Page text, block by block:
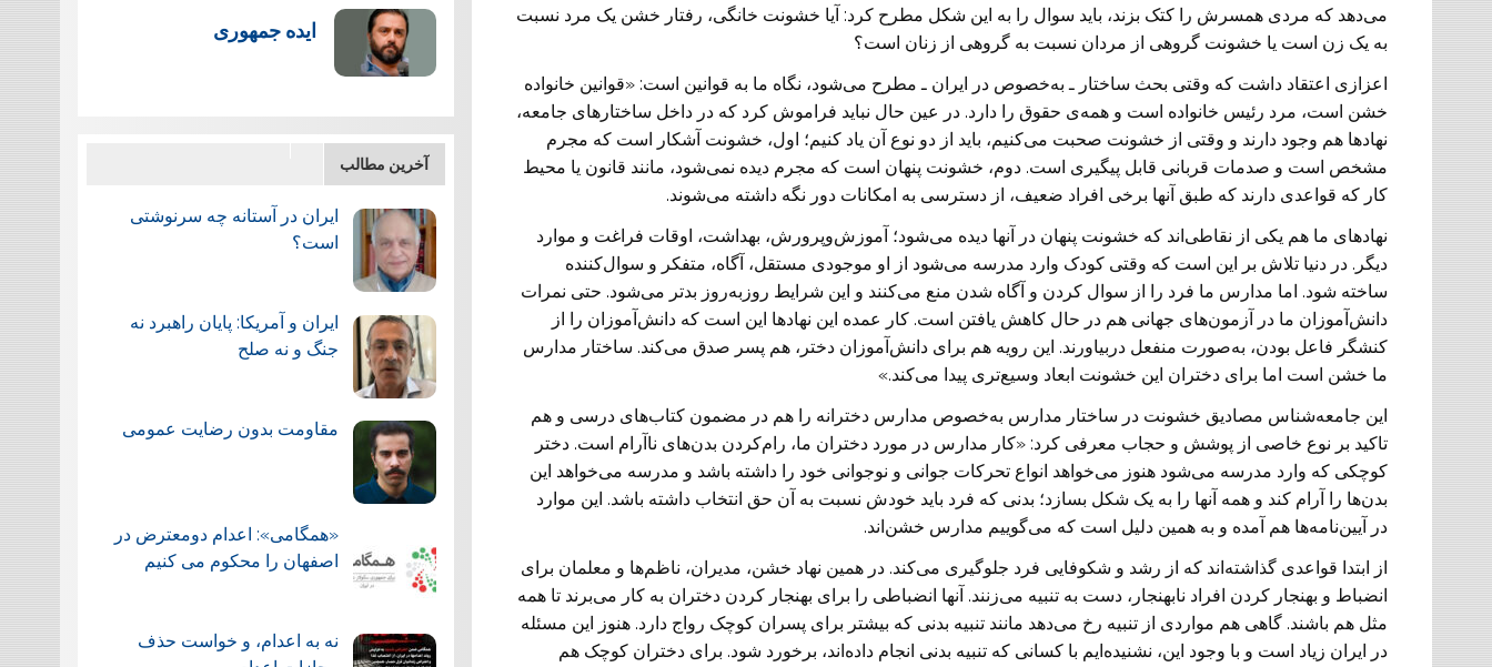
می‌دهد که مردی همسرش را کتک بزند، باید سوال را به این شکل مطرح کرد: آیا خشونت خانگی، رفتار خشن یک مرد نسبت
به یک زن است یا خشونت گروهی از مردان نسبت به گروهی از زنان است؟
اعزازی اعتقاد داشت که وقتی بحث ساختار ـ به‌خصوص در ایران ـ مطرح می‌شود، نگاه ما به قوانین است: «قوانین خانواده
خشن است، مرد رئیس خانواده است و همه‌ی حقوق را دارد. در عین حال نباید فراموش کرد که در داخل ساختارهای جامعه،
نهادها هم وجود دارند و وقتی از خشونت صحبت می‌کنیم، باید از دو نوع آن یاد کنیم؛ اول، خشونت آشکار است که مجرم
مشخص است و صدمات قربانی قابل پیگیری است. دوم، خشونت پنهان است که مجرم دیده نمی‌شود، مانند قانون یا محیط
کار که قواعدی دارند که طبق آنها برخی افراد ضعیف، از دسترسی به امکانات دور نگه داشته می‌شوند.
نهادهای ما هم یکی از نقاطی‌اند که خشونت پنهان در آنها دیده می‌شود؛ آموزش‌وپرورش، بهداشت، اوقات فراغت و موارد
دیگر. در دنیا تلاش بر این است که وقتی کودک وارد مدرسه می‌شود از او موجودی مستقل، آگاه، متفکر و سوال‌کننده
ساخته شود. اما مدارس ما فرد را از سوال کردن و آگاه شدن منع می‌کنند و این شرایط روزبه‌روز بدتر می‌شود. حتی نمرات
دانش‌آموزان ما در آزمون‌های جهانی هم در حال کاهش یافتن است. کار عمده این نهادها این است که دانش‌آموزان را از
کنشگر فاعل بودن، به‌صورت منفعل دربیاورند. این رویه هم برای دانش‌آموزان دختر، هم پسر صدق می‌کند. ساختار مدارس
ما خشن است اما برای دختران این خشونت ابعاد وسیع‌تری پیدا می‌کند.»
این جامعه‌شناس مصادیق خشونت در ساختار مدارس به‌خصوص مدارس دخترانه را هم در مضمون کتاب‌های درسی و هم
تاکید بر نوع خاصی از پوشش و حجاب معرفی کرد: «کار مدارس در مورد دختران ما، رام‌کردن بدن‌های ناآرام است. دختر
کوچکی که وارد مدرسه می‌شود هنوز می‌خواهد انواع تحرکات جوانی و نوجوانی خود را داشته باشد و مدرسه می‌خواهد این
بدن‌ها را آرام کند و همه آنها را به یک شکل بسازد؛ بدنی که فرد باید خودش نسبت به آن حق انتخاب داشته باشد. این موارد
در آیین‌نامه‌ها هم آمده و به همین دلیل است که می‌گوییم مدارس خشن‌اند.
از ابتدا قواعدی گذاشته‌اند که از رشد و شکوفایی فرد جلوگیری می‌کند. در همین نهاد خشن، مدیران، ناظم‌ها و معلمان برای
انضباط و بهنجار کردن افراد نابهنجار، دست به تنبیه می‌زنند. آنها انضباطی را برای بهنجار کردن دختران به کار می‌برند تا همه
مثل هم باشند. گاهی هم مواردی از تنبیه رخ می‌دهد مانند تنبیه بدنی که بیشتر برای پسران کوچک رواج دارد. هنوز این مسئله
در ایران زیاد است و با وجود این، نشنیده‌ایم با کسانی که تنبیه بدنی انجام داده‌اند، برخورد شود. برای دختران کوچک هم
ایده جمهوری
آخرین مطالب
ایران در آستانه چه سرنوشتی
است؟
ایران و آمریکا: پایان راهبرد نه
جنگ و نه صلح
مقاومت بدون رضایت عمومی
«همگامی»: اعدام دومعترض در
اصفهان را محکوم می کنیم
نه به اعدام، و خواست حذف